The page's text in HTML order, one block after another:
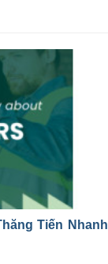
Tiến Nhanh